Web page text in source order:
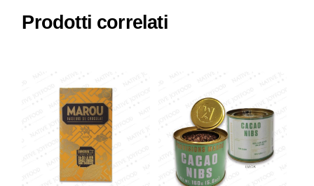
Prodotti correlati